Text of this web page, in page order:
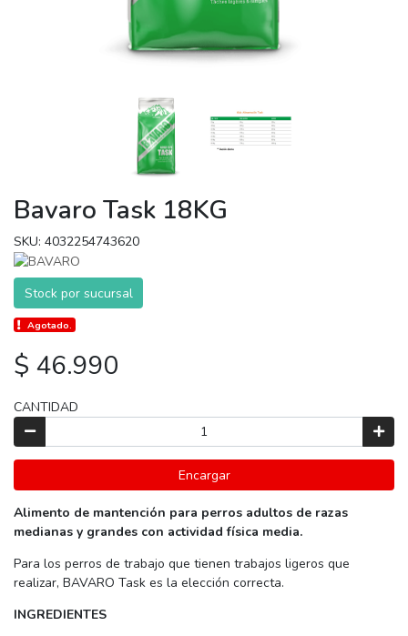
Bavaro Task 18KG
SKU: 4032254743620
Stock por sucursal
Agotado.
$ 46.990
CANTIDAD
Encargar
Alimento de mantención para perros adultos de razas
medianas y grandes con actividad física media.
Para los perros de trabajo que tienen trabajos ligeros que
realizar, BAVARO Task es la elección correcta.
INGREDIENTES